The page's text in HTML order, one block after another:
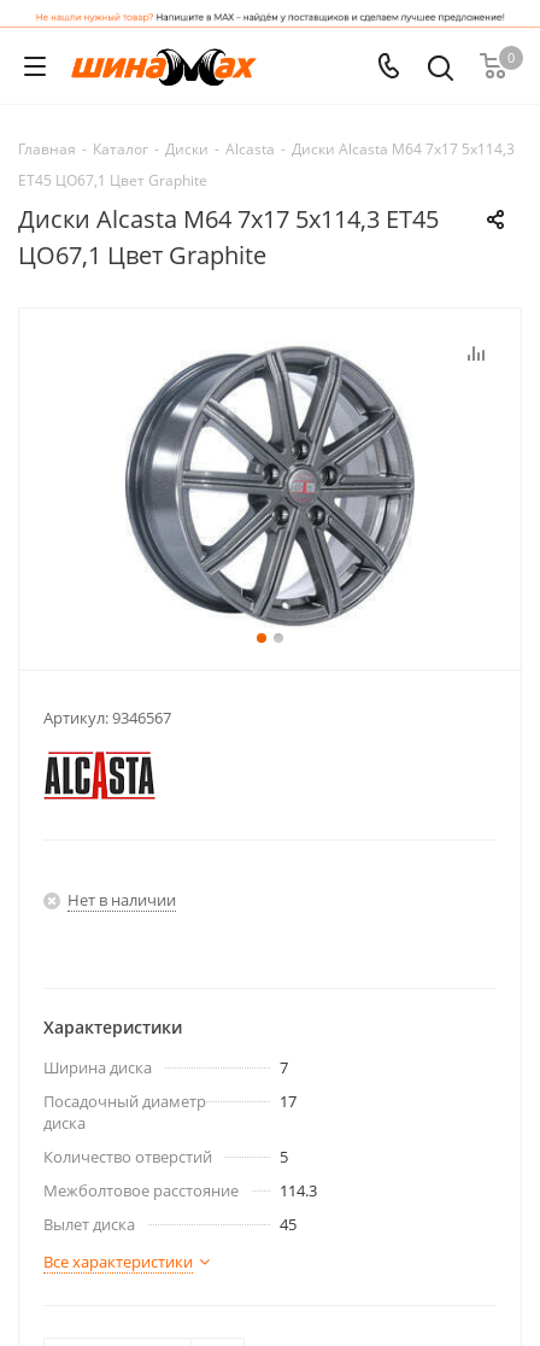
0
Главная - Каталог - Диски - Alcasta - Диски Alcasta M64 7x17 5x114,3
ET45 ЦО67,1 Цвет Graphite
Диски Alcasta M64 7x17 5x114,3 ET45
ЦО67,1 Цвет Graphite
Артикул:9346567
Нет в наличии
Характеристики
Ширина диска
7
Посадочный диаметр
диска
17
Количество отверстий
5
Межболтовое расстояние
114.3
Вылет диска
45
Все характеристики